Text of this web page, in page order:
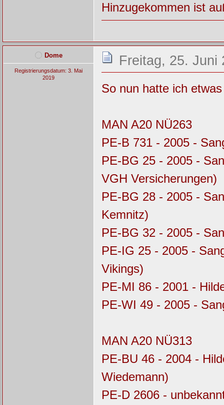
Hinzugekommen ist
Dome
Registrierungsdatum: 3. Mai
2019
Freitag, 25. Juni
So nun hatte ich
MAN A20 NÜ263
PE-B 731 - 2005 -
PE-BG 25 - 2005 -
VGH Versicherungen)
PE-BG 28 - 2005 -
Kemnitz)
PE-BG 32 - 2005 -
PE-IG 25 - 2005 -
Vikings)
PE-MI 86 - 2001 -
PE-WI 49 - 2005 -
MAN A20 NÜ313
PE-BU 46 - 2004 -
Wiedemann)
PE-D 2606 -